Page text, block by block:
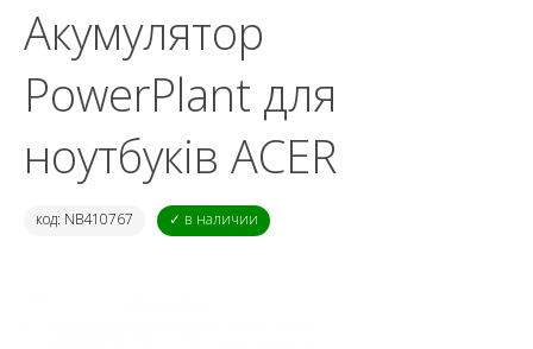
Акумулятор
PowerPlant для
ноутбуків ACER
код: NB410767 ✓ в наличии